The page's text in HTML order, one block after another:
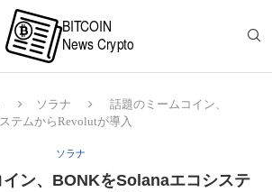
ソラナ
話題のミームコイン、
テムからRevolutが導入
ソラナ
ン、BONKをSolanaエコシステ